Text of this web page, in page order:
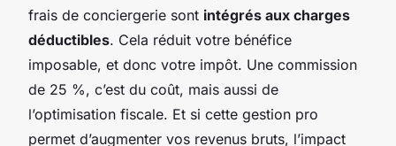
frais de conciergerie sont intégrés aux charges
déductibles. Cela réduit votre bénéfice
imposable, et donc votre impôt. Une commission
de 25 %, c’est du coût, mais aussi de
l’optimisation fiscale. Et si cette gestion pro
permet d’augmenter vos revenus bruts, l’impact